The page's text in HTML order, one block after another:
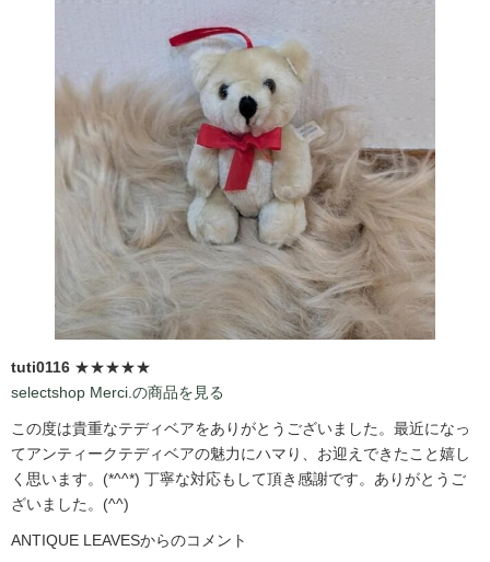
tuti0116 ★★★★★
selectshop Merci.の商品を見る
この度は貴重なテディベアをありがとうございました。最近になっ
てアンティークテディベアの魅力にハマり、お迎えできたこと嬉し
く思います。(*^^*) 丁寧な対応もして頂き感謝です。ありがとうご
ざいました。(^^)
ANTIQUE LEAVESからのコメント